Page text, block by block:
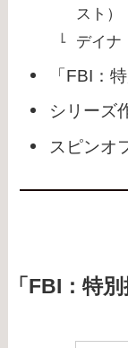
スト）
デイナ
「FBI：
シリーズ
スピンオ
「FBI：特